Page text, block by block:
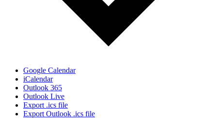
Google Calendar
iCalendar
Outlook 365
Outlook Live
Export .ics file
Export Outlook .ics file